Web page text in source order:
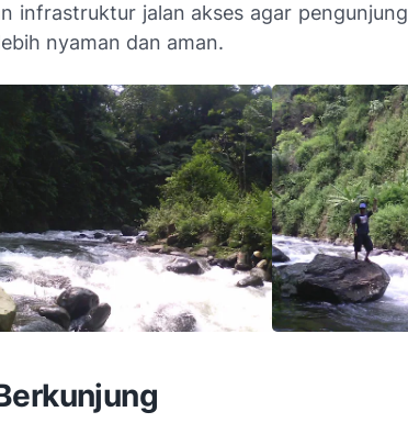
infrastruktur jalan akses agar
nyaman dan aman.